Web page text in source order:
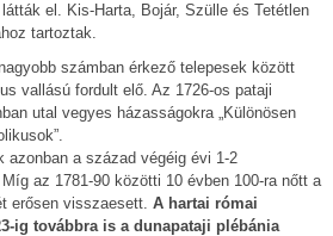
el. Kis-Harta, Bojár, Szülle és Tetétlen
tartoztak.
számban érkező telepesek között
vallású fordult elő. Az 1726-os pataji
utal vegyes házasságokra „Különösen
azonban a század végéig évi 1-2
az 1781-90 közötti 10 évben 100-ra nőtt a
erősen visszaesett. A hartai római
ig továbbra is a dunapataji plébánia